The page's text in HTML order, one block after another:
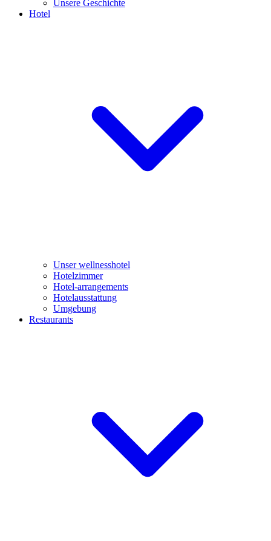
Unsere Geschichte
Hotel
Unser wellnesshotel
Hotelzimmer
Hotel-arrangements
Hotelausstattung
Umgebung
Restaurants